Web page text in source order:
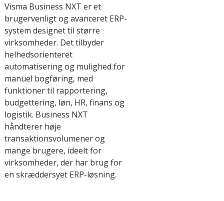
Visma Business NXT er et
brugervenligt og avanceret ERP-
system designet til større
virksomheder. Det tilbyder
helhedsorienteret
automatisering og mulighed for
manuel bogføring, med
funktioner til rapportering,
budgettering, løn, HR, finans og
logistik. Business NXT
håndterer høje
transaktionsvolumener og
mange brugere, ideelt for
virksomheder, der har brug for
en skræddersyet ERP-løsning.